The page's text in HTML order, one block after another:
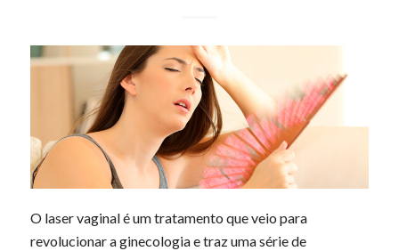
O laser vaginal é um tratamento que veio para
revolucionar a ginecologia e traz uma série de